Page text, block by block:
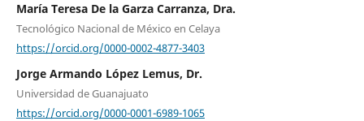
María Teresa De la Garza Carranza, Dra.
Tecnológico Nacional de México en Celaya
https://orcid.org/0000-0002-4877-3403
Jorge Armando López Lemus, Dr.
Universidad de Guanajuato
https://orcid.org/0000-0001-6989-1065